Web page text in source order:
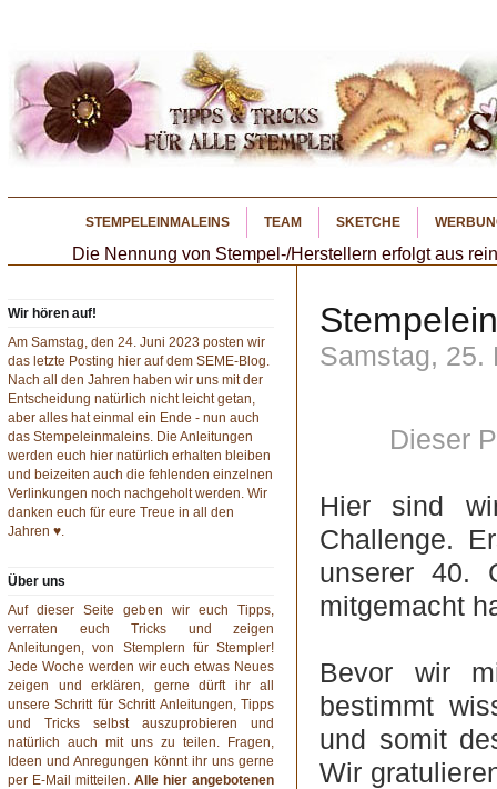
STEMPELEINMALEINS TEAM SKETCHE
Die Nennung von Stempel-/Herstellern erfolgt aus
Wir hören auf!
Am Samstag, den 24. Juni 2023 posten wir
das letzte Posting hier auf dem SEME-Blog.
Nach all den Jahren haben wir uns mit der
Entscheidung natürlich nicht leicht getan,
aber alles hat einmal ein Ende - nun auch
das Stempeleinmaleins. Die Anleitungen
werden euch hier natürlich erhalten bleiben
und beizeiten auch die fehlenden einzelnen
Verlinkungen noch nachgeholt werden. Wir
danken euch für eure Treue in all den
Jahren ♥.
Über uns
Auf dieser Seite geben wir euch Tipps,
verraten euch Tricks und zeigen
Anleitungen, von Stemplern für Stempler!
Jede Woche werden wir euch etwas Neues
zeigen und erklären, gerne dürft ihr all
unsere Schritt für Schritt Anleitungen, Tipps
und Tricks selbst auszuprobieren und
natürlich auch mit uns zu teilen. Fragen,
Ideen und Anregungen könnt ihr uns gerne
per E-Mail mitteilen. Alle hier angebotenen
Samstag, 25.
Dieser
Hier sind
Challenge.
unserer 40.
mitgemacht
Bevor wir
bestimmt
und somit
Wir